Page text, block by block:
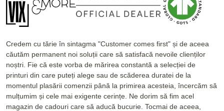
Credem cu tărie în sintagma "Customer comes first" și de aceea
căutăm permanent noi soluții care să satisfacă nevoile clienților
noștri. Fie că este vorba de mărirea constantă a selecției de
printuri din care puteți alege sau de scăderea duratei de la
momentul plasării comenzii până la primirea acesteia, încercăm să
mulțumim și cele mai exigente cerințe. Ne dorim să fim acel
magazin de cadouri care să aducă bucurie. Tocmai de aceea,